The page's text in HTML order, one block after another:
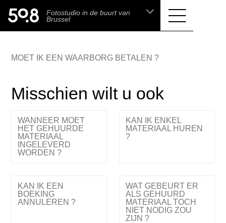
Fotostudio in de buurt van
Brussel
.shop
Liva • High-End Photo, Sports Optics, Home
Cinema & Audio
MOET IK EEN WAARBORG BETALEN ?
Misschien wilt u ook
WANNEER MOET
HET GEHUURDE
MATERIAAL
INGELEVERD
WORDEN ?
KAN IK ENKEL
MATERIAAL HUREN
?
KAN IK EEN
BOEKING
ANNULEREN ?
WAT GEBEURT ER
ALS GEHUURD
MATERIAAL TOCH
NIET NODIG ZOU
ZIJN ?